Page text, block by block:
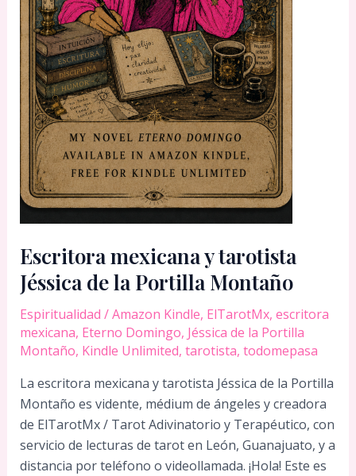
Escritora mexicana y tarotista
Jéssica de la Portilla Montaño
Espiritualidad /Amazon Kindle, ElTarotMx, escritora
mexicana, Eterno Domingo, Jéssica de la Portilla
Montaño, Kindle Unlimited, tarotista, todomepasa
La escritora mexicana y tarotista Jéssica de la Portilla
Montaño es vidente, médium de ángeles y creadora
de ElTarotMx / Tarot Adivinatorio y Terapéutico, con
servicio de lecturas de tarot en León, Guanajuato, y a
distancia por teléfono o videollamada. ¡Hola! Este es